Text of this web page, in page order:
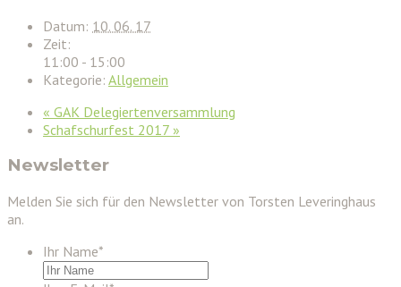
Datum: 10. 06. 17
Zeit:
11:00 - 15:00
Kategorie: Allgemein
« GAK Delegiertenversammlung
Schafschurfest 2017 »
Newsletter
Melden Sie sich für den Newsletter von Torsten Leveringhaus
an.
Ihr Name*